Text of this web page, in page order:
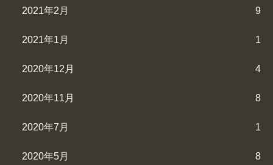
2021年2月 9
2021年1月 1
2020年12月 4
2020年11月 8
2020年7月 1
2020年5月 8